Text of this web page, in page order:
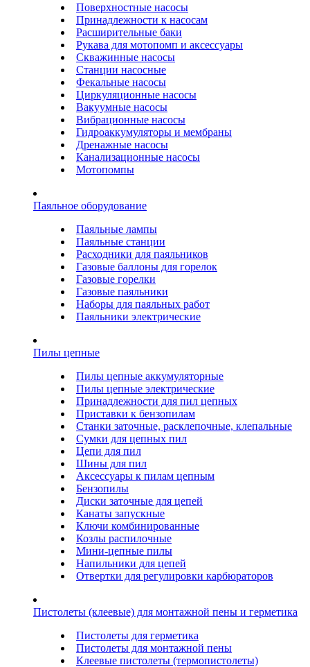
Поверхностные насосы
Принадлежности к насосам
Расширительные баки
Рукава для мотопомп и аксессуары
Скважинные насосы
Станции насосные
Фекальные насосы
Циркуляционные насосы
Вакуумные насосы
Вибрационные насосы
Гидроаккумуляторы и мембраны
Дренажные насосы
Канализационные насосы
Мотопомпы
Паяльное оборудование
Паяльные лампы
Паяльные станции
Расходники для паяльников
Газовые баллоны для горелок
Газовые горелки
Газовые паяльники
Наборы для паяльных работ
Паяльники электрические
Пилы цепные
Пилы цепные аккумуляторные
Пилы цепные электрические
Принадлежности для пил цепных
Приставки к бензопилам
Станки заточные, расклепочные, клепальные
Сумки для цепных пил
Цепи для пил
Шины для пил
Аксессуары к пилам цепным
Бензопилы
Диски заточные для цепей
Канаты запускные
Ключи комбинированные
Козлы распилочные
Мини-цепные пилы
Напильники для цепей
Отвертки для регулировки карбюраторов
Пистолеты (клеевые) для монтажной пены и герметика
Пистолеты для герметика
Пистолеты для монтажной пены
Клеевые пистолеты (термопистолеты)